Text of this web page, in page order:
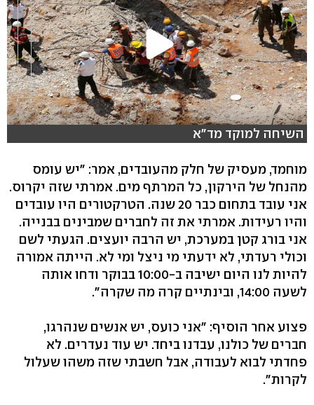
השיחה למוקד מד"א
מוחמד, מעסיק של חלק מהעובדים, אמר: "יש עומס
מהנחל של הירקון, כל המרתף מים. אמרתי שזה יקרוס.
אני עובד בתחום כבר 20 שנה. הטרקטורים היו עובדים
והיו רעידות. אמרתי את זה לחברים שמבינים בבנייה.
אני בורג קטן במערכת, יש הרבה יועצים. הגעתי לשם
וכולי רעדתי, לא ידעתי מי ניצל ומי לא. הייתה אמורה
להיות לנו היום ישיבה ב-10:00 בבוקר ודחו אותה
לשעה 14:00, ובינתיים קרה מה שקרה".
פצוע אחר הוסיף: "אני כועס, יש אנשים שנהרגו,
חברים של כולנו, עבדנו ביחד. יש עוד נעדרים. לא
פחדתי לבוא לעבודה, אבל חשבתי שזה משהו שעלול
לקרות".